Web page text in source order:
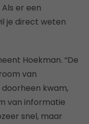
er een
je direct weten
Hoekman. “De
van
kwam,
van informatie
snel, maar